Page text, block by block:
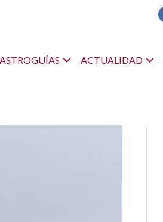
ACTUALIDAD